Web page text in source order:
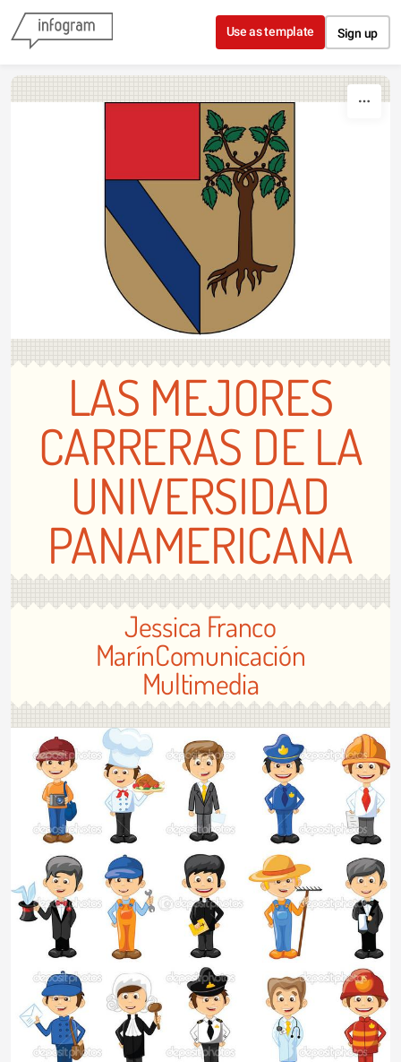
Skip to content
Use as template Sign up
LAS MEJORES
CARRERAS DE LA
UNIVERSIDAD
PANAMERICANA
Jessica Franco
MarínComunicación
Multimedia